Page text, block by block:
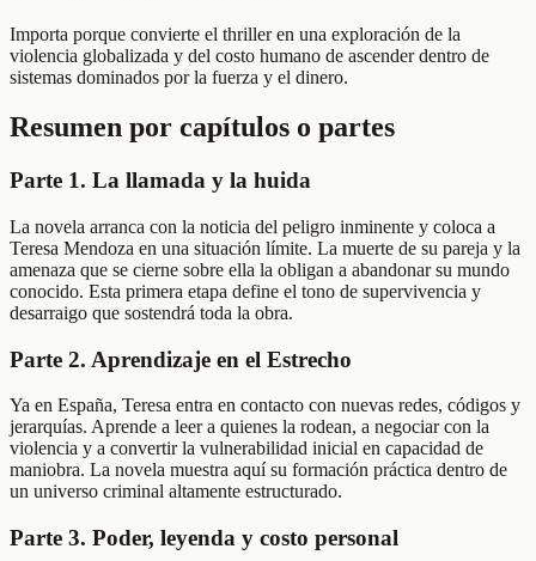
Importa porque convierte el thriller en una exploración de la
violencia globalizada y del costo humano de ascender dentro de
sistemas dominados por la fuerza y el dinero.
Resumen por capítulos o partes
Parte 1. La llamada y la huida
La novela arranca con la noticia del peligro inminente y coloca a
Teresa Mendoza en una situación límite. La muerte de su pareja y la
amenaza que se cierne sobre ella la obligan a abandonar su mundo
conocido. Esta primera etapa define el tono de supervivencia y
desarraigo que sostendrá toda la obra.
Parte 2. Aprendizaje en el Estrecho
Ya en España, Teresa entra en contacto con nuevas redes, códigos y
jerarquías. Aprende a leer a quienes la rodean, a negociar con la
violencia y a convertir la vulnerabilidad inicial en capacidad de
maniobra. La novela muestra aquí su formación práctica dentro de
un universo criminal altamente estructurado.
Parte 3. Poder, leyenda y costo personal